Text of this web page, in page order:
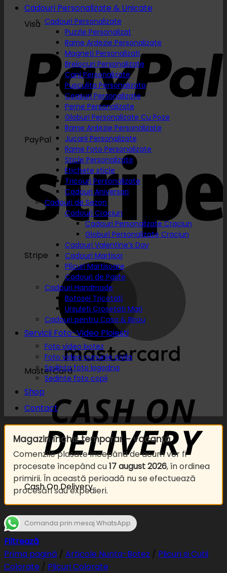
Visa
PayPal
Stripe
MasterCard
Cash On Delivery
Cadouri Personalizate & Unicate
Cadouri Personalizate
Puzzle Personalizat
Rame Ardezie Personalizate
Magneti Personalizati
Brelocuri Personalizate
Cani Personalizate
Pusculita Personalizata
Ceasuri Personalizate
Perne Personalizate
Globuri Personalizate Cu Poze
Rame Ardezie Personalizate
Jucarii Personalizate
Rame Foto Personalizate
Sticle Personalizate
Etichete sticle
Tricouri Personalizate
Cadouri Aniversari
Cadouri de Sezon
Cadouri Craciun
Cadouri Personalizate Craciun
Globuri Personalizate Craciun
Cadouri Valentine’s Day
Cadouri Martisor
Plicuri Martisoare
Cadouri de Paste
Cadouri Handmade
Botosei Tricotati
Ursuleti Crosetati Mari
Cadouri pentru Casa & Birou
Servicii Foto-Video Ploiesti
Foto video botez
Foto video cununie civila
Sedinta foto logodna
Sedinte foto copii
Shop
Contact
Magazin închis temporar – vacanță
Comenzile plasate începând de acum vor fi
procesate începând cu17 august 2026, în ordinea
primirii. În această perioadă nu se efectuează
procesări sau expedieri.
Comanda prin mesaj WhatsApp
Filtrează
Prima pagină / Articole Nunta-Botez / Plicuri si Cutii
Colorate / Plicuri Colorate